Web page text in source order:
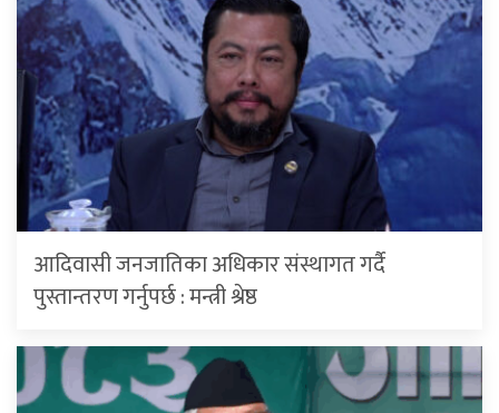
आदिवासी जनजातिका अधिकार संस्थागत गर्दै
पुस्तान्तरण गर्नुपर्छ : मन्त्री श्रेष्ठ